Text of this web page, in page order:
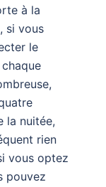
à la
si vous
le
la nuitée,
rien
vous optez
pouvez